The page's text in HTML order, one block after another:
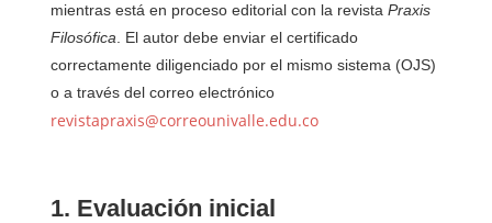
mientras está en proceso editorial con la revistaPraxis
Filosófica . El autor debe enviar el certificado
correctamente diligenciado por el mismo sistema (OJS)
o a través del correo electrónico
revistapraxis@correounivalle.edu.co
1. Evaluación inicial